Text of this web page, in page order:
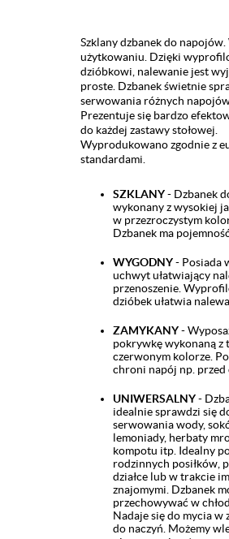
Szklany dzbanek do
użytkowaniu. Dzięki
dzióbkowi, nalewanie jest
proste. Dzbanek świetnie
serwowania różnych
Prezentuje się bardzo
do każdej zastawy stołowej.
Wyprodukowano zgodnie z
standardami.
SZKLANY- Dzbanek
wykonany z wysokiej
w przezroczystym
Dzbanek ma
WYGODNY- Posiada
uchwyt ułatwiający
przenoszenie.
dzióbek ułatwia
ZAMYKANY-
pokrywkę wykonaną z
czerwonym kolorze.
chroni napój np. przed
UNIWERSALNY-
idealnie sprawdzi się
serwowania wody,
lemoniady, herbaty
kompotu itp. Idealny
rodzinnych posiłków,
działce lub w trakcie
znajomymi. Dzbanek
przechowywać w
Nadaje się do mycia w
do naczyń. Możemy